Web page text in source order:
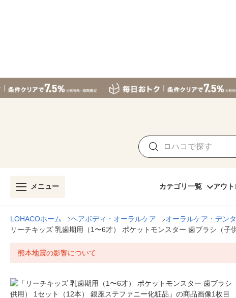
メニュー カテゴリ一覧 アウト
LOHACOホーム ヘアボディ・オーラルケア オーラルケア・デン
リーチキッズ 乳歯期用（1〜6才） ポケットモンスター 歯ブラシ（
熊本地震の影響について